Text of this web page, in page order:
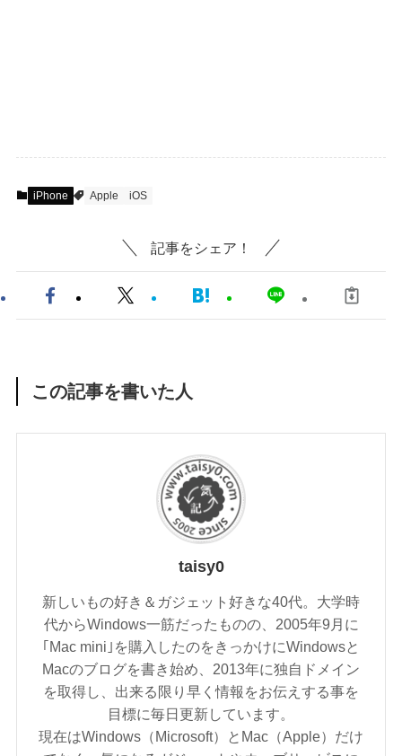
iPhone Apple iOS
記事をシェア！
この記事を書いた人
taisy0
新しいもの好き＆ガジェット好きな40代。大学時
代からWindows一筋だったものの、2005年9月に
｢Mac mini｣を購入したのをきっかけにWindowsと
Macのブログを書き始め、2013年に独自ドメイン
を取得し、出来る限り早く情報をお伝えする事を
目標に毎日更新しています。
現在はWindows（Microsoft）とMac（Apple）だけ